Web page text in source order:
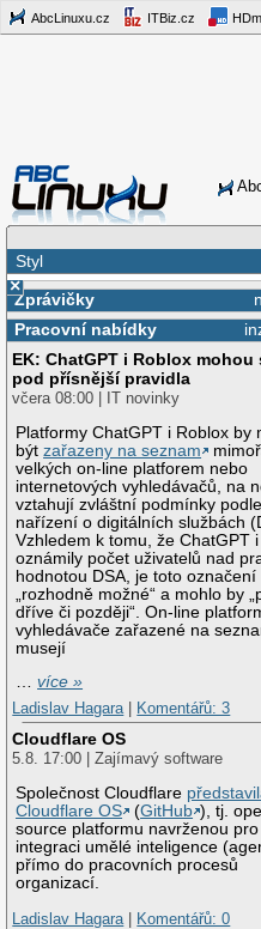
AbcLinuxu.cz ITBiz.cz
Styl
×
Zprávičky
Pracovní nabídky
EK: ChatGPT i Roblox mohou
pod přísnější pravidla
včera 08:00 | IT novinky
Platformy ChatGPT i Roblox by
býtzařazeny na seznam
velkých on-line platforem nebo
internetových vyhledávačů, na
vztahují zvláštní podmínky podle
nařízení o digitálních službách
Vzhledem k tomu, že ChatGPT
oznámily počet uživatelů nad
hodnotou DSA, je toto označení
„rozhodně možné“ a mohlo by
dříve či později“. On-line
vyhledávače zařazené na
musejí
…více »
Ladislav Hagara
Komentářů: 3
Cloudflare OS
5.8. 17:00 | Zajímavý software
Společnost Cloudflare
Cloudflare OS
(GitHub ), tj.
source platformu navrženou pro
integraci umělé inteligence
přímo do pracovních procesů
organizací.
Ladislav Hagara
Komentářů: 0